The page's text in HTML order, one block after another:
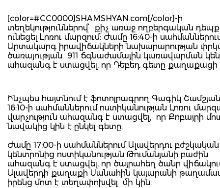
[color=#CC0000]SHAMSHYAN.com[/color]-ի
տեղեկություններով՝ քիչ առաջ ողբերգական
ունեցել Լոռու մարզում: Ժամը 16:40-ի
Արտակարգ իրավիճակների նախարարության
ծառայության 911 ճգնաժամային կառավարման
ահազանգ է ստացվել, որ Դեբեդ գետը քաղաքացի է
Ինչպես հայտնում է ֆոտոլրագրող Գագիկ
16:10-ի սահմաններում ոստիկանության Լոռու
վարչություն ահազանգ է ստացվել, որ Քոբայրի
նավակից կին է ընկել գետը:
Ժամը 17:00-ի սահմաններում Ալավերդու բժշկական
կենտրոնից ոստիկանության Թումանյանի բաժին
ահազանգ է ստացվել, որ ծայրահեղ ծանր
Ալավերդի քաղաքի Սանահին կայարանի
իրենց մոտ է տեղափոխվել մի կին: